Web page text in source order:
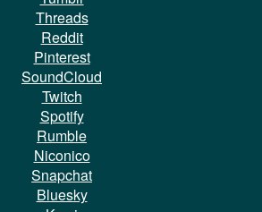
Threads
Reddit
Pinterest
SoundCloud
Twitch
Spotify
Rumble
Niconico
Snapchat
Bluesky